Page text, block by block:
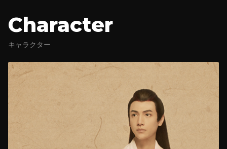
Character
キャラクター